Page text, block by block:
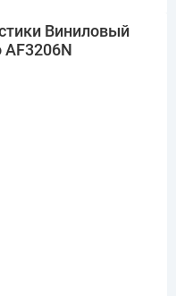
Виниловый